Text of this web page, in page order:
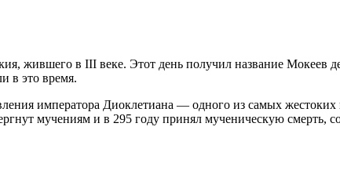
жившего в III веке. Этот день получил название Мокеев
в это время.
императора Диоклетиана — одного из самых жестоких
мучениям и в 295 году принял мученическую смерть,